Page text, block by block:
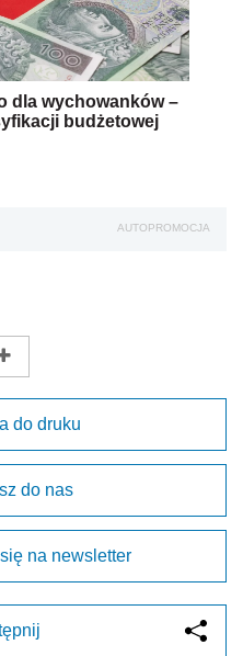
dla wychowanków –
budżetowej
AUTOPROMOCJA
do druku
do nas
na newsletter